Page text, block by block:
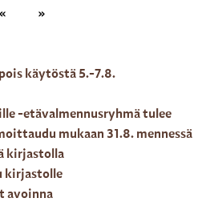
käytöstä 5.-7.8.
-etävalmennusryhmä tulee
mukaan 31.8. mennessä
kirjastolla
kirjastolle
avoinna